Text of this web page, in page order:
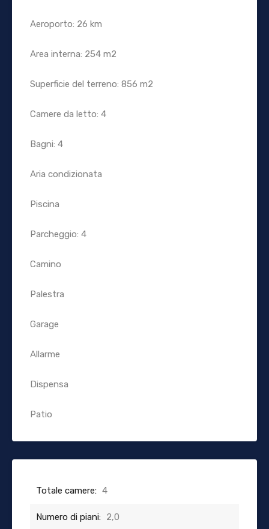
Aeroporto: 26 km
Area interna: 254 m2
Superficie del terreno: 856 m2
Camere da letto: 4
Bagni: 4
Aria condizionata
Piscina
Parcheggio: 4
Camino
Palestra
Garage
Allarme
Dispensa
Patio
Totale camere: 4
Numero di piani: 2,0